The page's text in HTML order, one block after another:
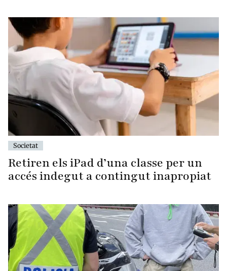
Societat
Retiren els iPad d’una classe per un
accés indegut a contingut inapropiat